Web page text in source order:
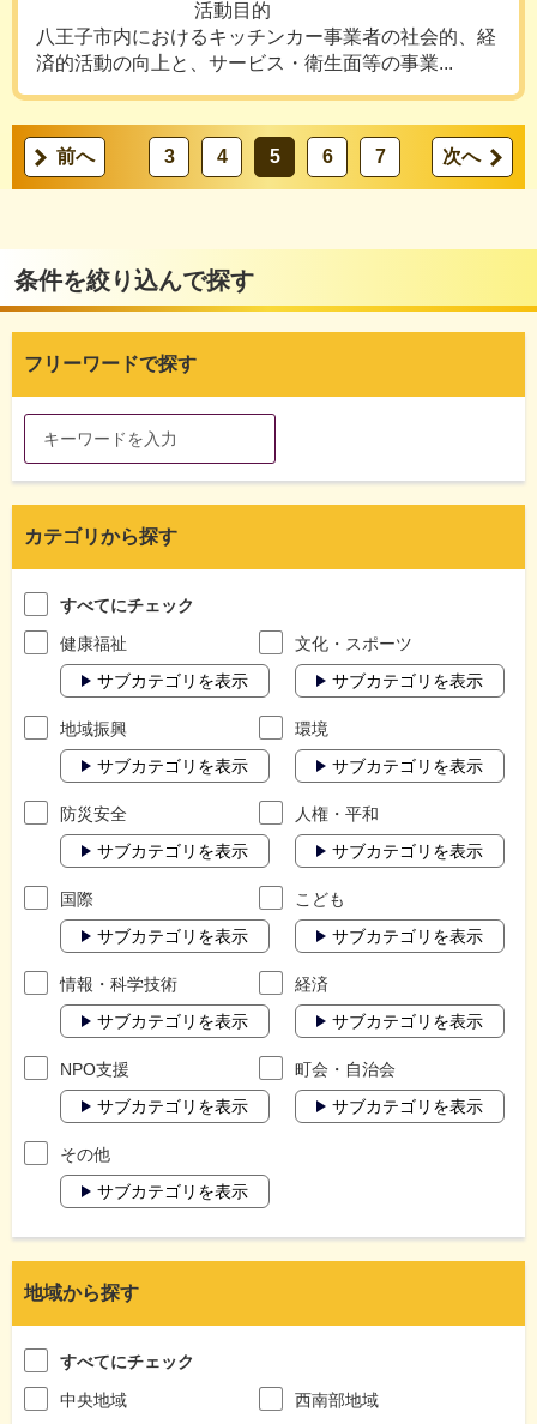
活動目的
八王子市内におけるキッチンカー事業者の社会的、経
済的活動の向上と、サービス・衛生面等の事業...
前へ 3 4 5 6 7 次へ
条件を絞り込んで探す
フリーワードで探す
カテゴリから探す
すべてにチェック
健康福祉
サブカテゴリを表示
文化・スポーツ
サブカテゴリを表示
地域振興
サブカテゴリを表示
環境
サブカテゴリを表示
防災安全
サブカテゴリを表示
人権・平和
サブカテゴリを表示
国際
サブカテゴリを表示
こども
サブカテゴリを表示
情報・科学技術
サブカテゴリを表示
経済
サブカテゴリを表示
NPO支援
サブカテゴリを表示
町会・自治会
サブカテゴリを表示
その他
サブカテゴリを表示
地域から探す
すべてにチェック
中央地域
西南部地域